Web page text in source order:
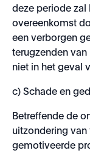
deze periode zal
overeenkomst
een verborgen
terugzenden
niet in het geval
c) Schade en
Betreffende de
uitzondering
gemotiveerde